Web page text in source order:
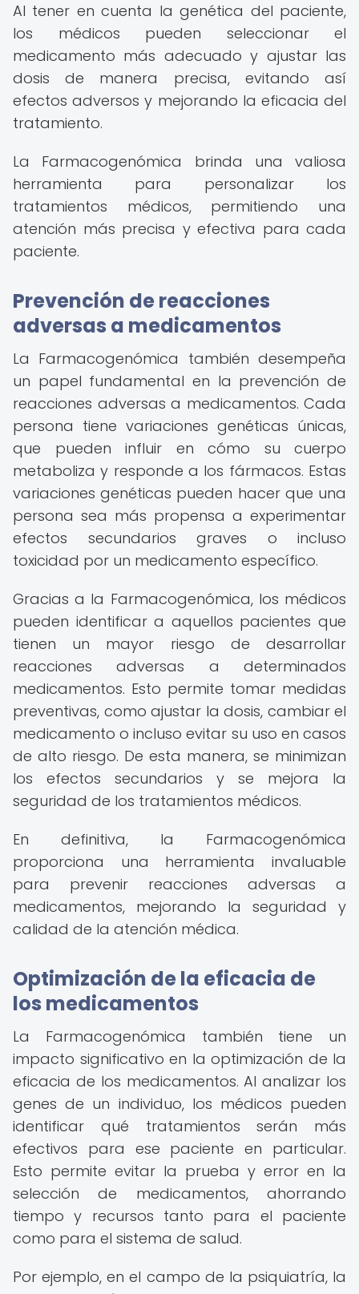
Al tener en cuenta la genética del paciente,
los médicos pueden seleccionar el
medicamento más adecuado y ajustar las
dosis de manera precisa, evitando así
efectos adversos y mejorando la eficacia del
tratamiento.
La Farmacogenómica brinda una valiosa
herramienta para personalizar los
tratamientos médicos, permitiendo una
atención más precisa y efectiva para cada
paciente.
Prevención de reacciones
adversas a medicamentos
La Farmacogenómica también desempeña
un papel fundamental en la prevención de
reacciones adversas a medicamentos. Cada
persona tiene variaciones genéticas únicas,
que pueden influir en cómo su cuerpo
metaboliza y responde a los fármacos. Estas
variaciones genéticas pueden hacer que una
persona sea más propensa a experimentar
efectos secundarios graves o incluso
toxicidad por un medicamento específico.
Gracias a la Farmacogenómica, los médicos
pueden identificar a aquellos pacientes que
tienen un mayor riesgo de desarrollar
reacciones adversas a determinados
medicamentos. Esto permite tomar medidas
preventivas, como ajustar la dosis, cambiar el
medicamento o incluso evitar su uso en casos
de alto riesgo. De esta manera, se minimizan
los efectos secundarios y se mejora la
seguridad de los tratamientos médicos.
En definitiva, la Farmacogenómica
proporciona una herramienta invaluable
para prevenir reacciones adversas a
medicamentos, mejorando la seguridad y
calidad de la atención médica.
Optimización de la eficacia de
los medicamentos
La Farmacogenómica también tiene un
impacto significativo en la optimización de la
eficacia de los medicamentos. Al analizar los
genes de un individuo, los médicos pueden
identificar qué tratamientos serán más
efectivos para ese paciente en particular.
Esto permite evitar la prueba y error en la
selección de medicamentos, ahorrando
tiempo y recursos tanto para el paciente
como para el sistema de salud.
Por ejemplo, en el campo de la psiquiatría, la